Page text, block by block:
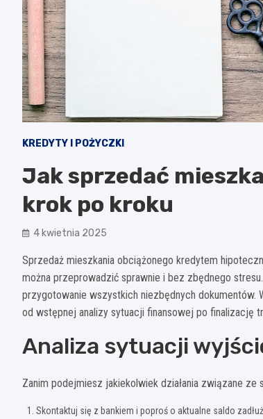
KREDYTY I POŻYCZKI
Jak sprzedać
krok po kroku
4 kwietnia 2025
Sprzedaż mieszkania obciążonego kredytem
można przeprowadzić sprawnie i bez zbędnego
przygotowanie wszystkich niezbędnych dokumentów.
od wstępnej analizy sytuacji finansowej po finalizację
Analiza sytuacji
Zanim podejmiesz jakiekolwiek działania związane ze
Skontaktuj się z bankiem i poproś o aktualne saldo